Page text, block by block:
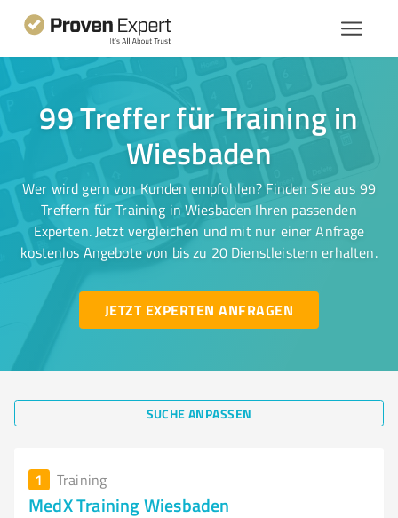
99 Treffer für Training in
Wiesbaden
Wer wird gern von Kunden empfohlen? Finden Sie aus 99
Treffern für Training in Wiesbaden Ihren passenden
Experten. Jetzt vergleichen und mit nur einer Anfrage
kostenlos Angebote von bis zu 20 Dienstleistern erhalten.
JETZT EXPERTEN ANFRAGEN
SUCHE ANPASSEN
1 Training
MedX Training Wiesbaden